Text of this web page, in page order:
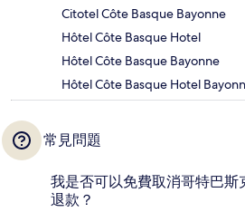
Citotel Côte Basque Bayonne
Hôtel Côte Basque Hotel
Hôtel Côte Basque Bayonne
Hôtel Côte Basque Hotel
常見問題
我是否可以免費取消哥特巴
退款？